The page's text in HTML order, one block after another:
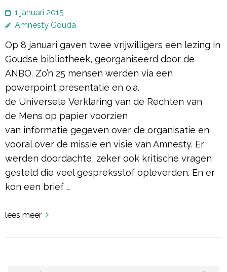
1 januari 2015
Amnesty Gouda
Op 8 januari gaven twee vrijwilligers een lezing in
Goudse bibliotheek, georganiseerd door de
ANBO. Zo’n 25 mensen werden via een
powerpoint presentatie en o.a.
de Universele Verklaring van de Rechten van
de Mens op papier voorzien
van informatie gegeven over de organisatie en
vooral over de missie en visie van Amnesty. Er
werden doordachte, zeker ook kritische vragen
gesteld die veel gespreksstof opleverden. En er
kon een brief …
lees meer